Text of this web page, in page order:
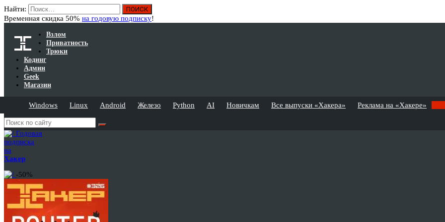
Найти:
Временная скидка 50% на годовую подписку!
Взлом
Приватность
Трюки
Кодинг
Админ
Geek
Магазин
Windows Linux Android Железо Python AI Новичкам Все выпуски «Хакера» Реклама на «Хакере»
Годовая
подписка
на
Хакер
-50%